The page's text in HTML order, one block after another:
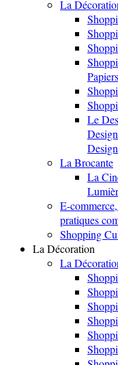
La
Le
Design
La Brocante
La
E-
pratiques
Shopping
La Décoration
La